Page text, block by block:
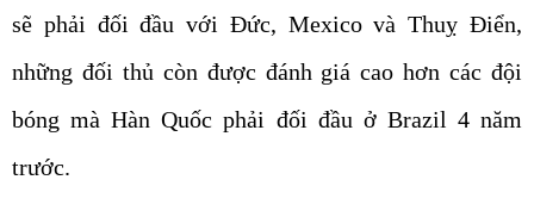
sẽ phải đối đầu với Đức, Mexico và Thuỵ Điển,
những đối thủ còn được đánh giá cao hơn các đội
bóng mà Hàn Quốc phải đối đầu ở Brazil 4 năm
trước.